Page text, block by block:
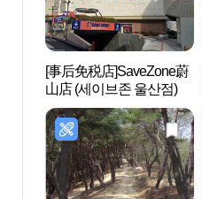
[事后免税店]SaveZone蔚
山店 (세이브존 울산점)